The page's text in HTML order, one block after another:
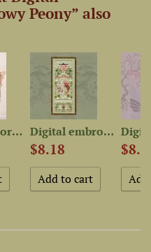
Peony” also
Set of OwlForest Hand-Dyed... Digital embroidery chart...
$8.18